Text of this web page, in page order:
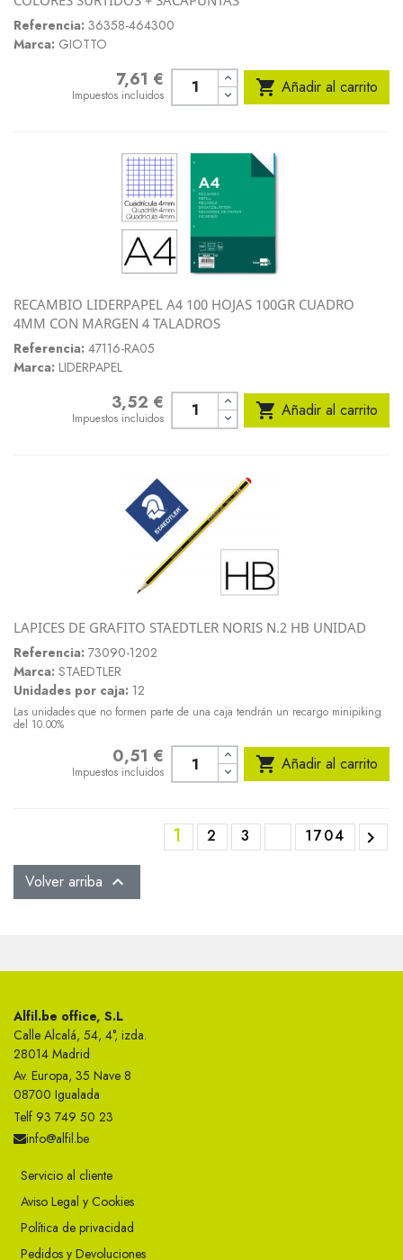
Referencia: 36358-464300
Marca: GIOTTO
7,61 €
Impuestos incluidos  Añadir al carrito
RECAMBIO LIDERPAPEL A4 100 HOJAS 100GR CUADRO
4MM CON MARGEN 4 TALADROS
Referencia: 47116-RA05
Marca: LIDERPAPEL
3,52 €
Impuestos incluidos  Añadir al carrito
LAPICES DE GRAFITO STAEDTLER NORIS N.2 HB UNIDAD
Referencia: 73090-1202
Marca: STAEDTLER
Unidades por caja: 12
Las unidades que no formen parte de una caja tendrán un recargo minipiking
del 10.00%
0,51 €
Impuestos incluidos  Añadir al carrito
1 2 3 1704 
Volver arriba 
Alfil.be office, S.L
Calle Alcalá, 54, 4°, izda.
28014 Madrid
Av. Europa, 35 Nave 8
08700 Igualada
Telf 93 749 50 23
info@alfil.be
Servicio al cliente
Aviso Legal y Cookies
Política de privacidad
Pedidos y Devoluciones